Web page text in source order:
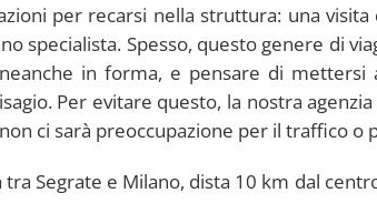
per recarsi nella struttura: una
specialista. Spesso, questo genere di
in forma, e pensare di
Per evitare questo, la nostra
ci sarà preoccupazione per il traffico o
tra Segrate e Milano, dista 10 km dal